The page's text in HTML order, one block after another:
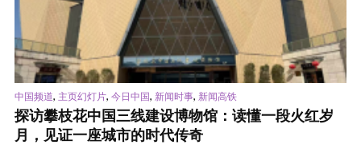
中国频道, 主页幻灯片, 今日中国, 新闻时事, 新闻高铁
探访攀枝花中国三线建设博物馆：读懂一段火红岁
月，见证一座城市的时代传奇